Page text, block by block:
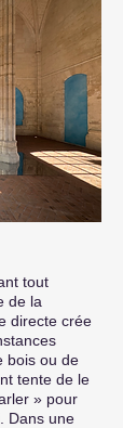
tout
de la
directe crée
bois ou de
tente de le
» pour
Dans une